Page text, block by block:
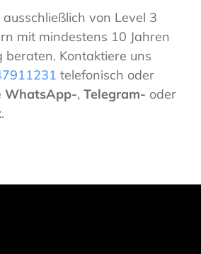
von Level 3
mit mindestens 10 Jahren
beraten. Kontaktiere uns
telefonisch oder
WhatsApp-, Telegram- oder
.